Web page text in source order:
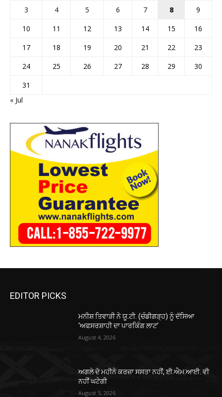
3
4 5 6 7 8
9
10
11 12 13 14 15
16
17
18 19 20 21 22
23
24
25 26 27 28 29
30
31
« Jul
EDITOR PICKS
ਮਨੀਸ਼ ਤਿਵਾੜੀ ਨੇ ਯੂ.ਟੀ. (ਚੰਡੀਗੜ੍ਹ) ਨੂੰ ਦੱਸਿਆ
‘ਅਫਸਰਸ਼ਾਹੀ ਦਾ ਪਾਰਕਿੰਗ ਲਾਟ’
August 4, 2026
ਅਗਲੇ ਦੋ ਮਹੀਨੇ ਕਰਜ਼ਾ ਸਸਤਾ ਨਹੀਂ, ਈ.ਐਮ.ਆਈ. ਵੀ
ਨਹੀਂ ਘਟੇਗੀ
August 5, 2026